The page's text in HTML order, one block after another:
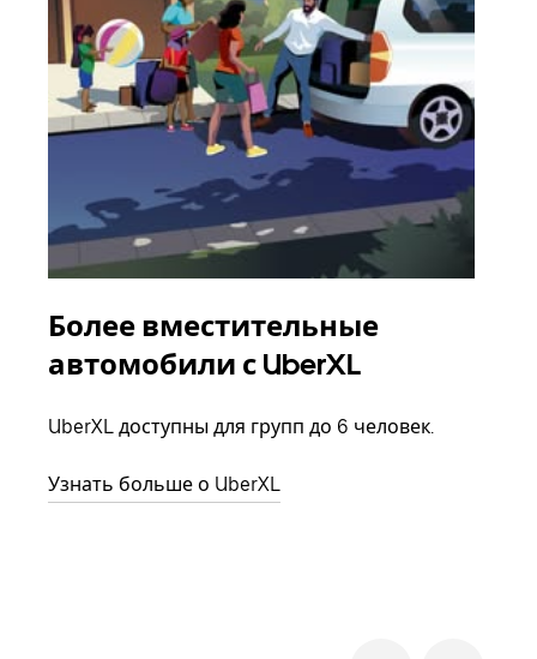
Более вместительные
автомобили с UberXL
UberXL доступны для групп до 6 человек.
Узнать больше о UberXL